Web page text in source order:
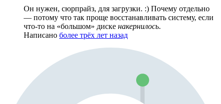
Он нужен, сюрпрайз, для загрузки. :) Почему отдельно
— потому что так проще восстанавливать систему, если
что-то на «большом» диске накернилось.
Написано более трёх лет назад